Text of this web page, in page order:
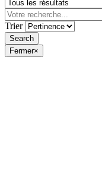
Trier
Fermer×